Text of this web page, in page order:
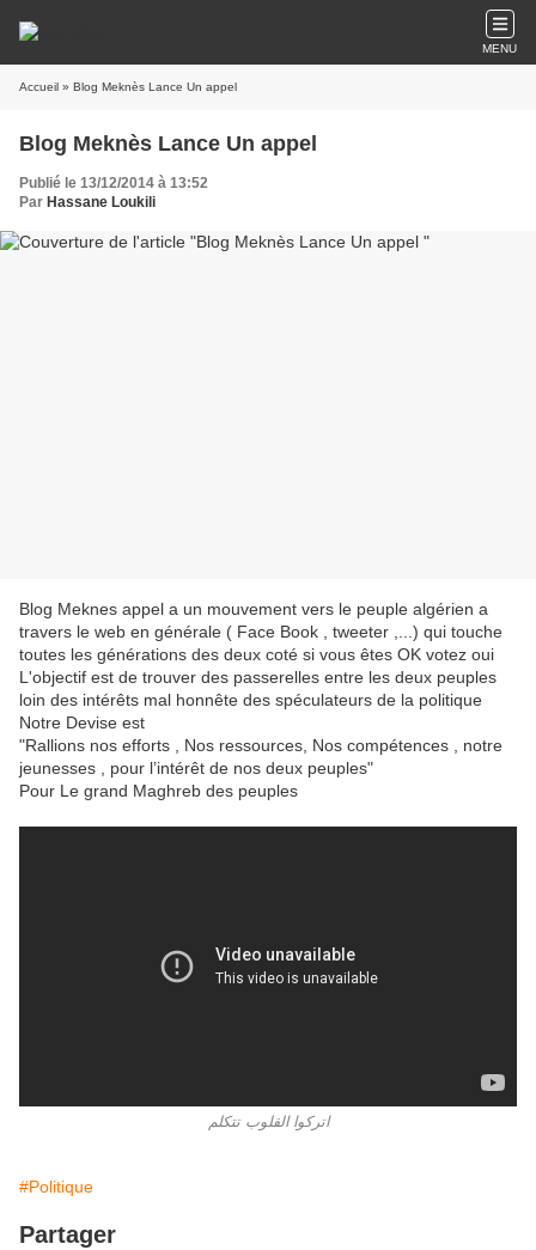
MENU
Accueil » Blog Meknès Lance Un appel
Blog Meknès Lance Un appel
Publié le 13/12/2014 à 13:52
Par Hassane Loukili
Blog Meknes appel a un mouvement vers le peuple algérien a
travers le web en générale ( Face Book , tweeter ,...) qui touche
toutes les générations des deux coté si vous êtes OK votez oui
L'objectif est de trouver des passerelles entre les deux peuples
loin des intérêts mal honnête des spéculateurs de la politique
Notre Devise est
"Rallions nos efforts , Nos ressources, Nos compétences , notre
jeunesses , pour l’intérêt de nos deux peuples"
Pour Le grand Maghreb des peuples
اتركوا القلوب تتكلم
#Politique
Partager